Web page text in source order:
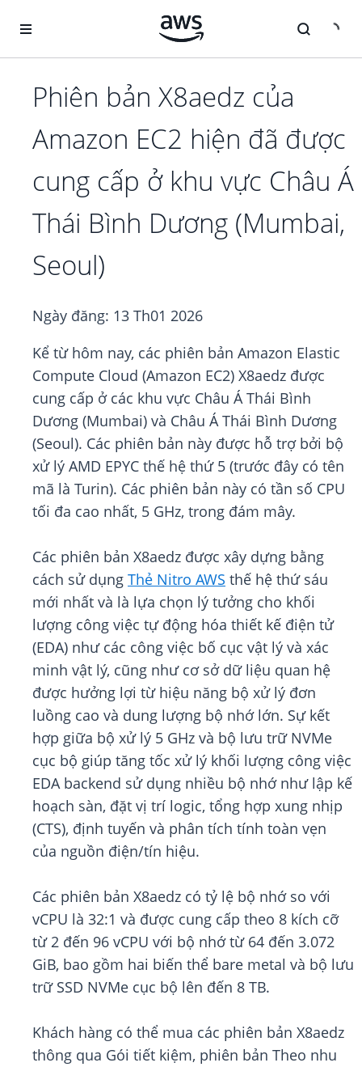
Phiên bản X8aedz của
Amazon EC2 hiện đã được
cung cấp ở khu vực Châu Á
Thái Bình Dương (Mumbai,
Seoul)
Ngày đăng: 13 Th01 2026
Kể từ hôm nay, các phiên bản Amazon Elastic
Compute Cloud (Amazon EC2) X8aedz được
cung cấp ở các khu vực Châu Á Thái Bình
Dương (Mumbai) và Châu Á Thái Bình Dương
(Seoul). Các phiên bản này được hỗ trợ bởi bộ
xử lý AMD EPYC thế hệ thứ 5 (trước đây có tên
mã là Turin). Các phiên bản này có tần số CPU
tối đa cao nhất, 5 GHz, trong đám mây.
Các phiên bản X8aedz được xây dựng bằng
cách sử dụng Thẻ Nitro AWS thế hệ thứ sáu
mới nhất và là lựa chọn lý tưởng cho khối
lượng công việc tự động hóa thiết kế điện tử
(EDA) như các công việc bố cục vật lý và xác
minh vật lý, cũng như cơ sở dữ liệu quan hệ
được hưởng lợi từ hiệu năng bộ xử lý đơn
luồng cao và dung lượng bộ nhớ lớn. Sự kết
hợp giữa bộ xử lý 5 GHz và bộ lưu trữ NVMe
cục bộ giúp tăng tốc xử lý khối lượng công việc
EDA backend sử dụng nhiều bộ nhớ như lập kế
hoạch sàn, đặt vị trí logic, tổng hợp xung nhịp
(CTS), định tuyến và phân tích tính toàn vẹn
của nguồn điện/tín hiệu.
Các phiên bản X8aedz có tỷ lệ bộ nhớ so với
vCPU là 32:1 và được cung cấp theo 8 kích cỡ
từ 2 đến 96 vCPU với bộ nhớ từ 64 đến 3.072
GiB, bao gồm hai biến thể bare metal và bộ lưu
trữ SSD NVMe cục bộ lên đến 8 TB.
Khách hàng có thể mua các phiên bản X8aedz
thông qua Gói tiết kiệm, phiên bản Theo nhu